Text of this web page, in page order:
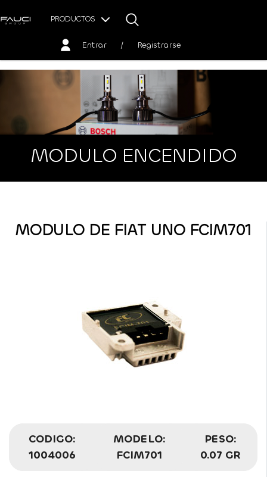
PRODUCTOS
Entrar / Registrarse
MODULO ENCENDIDO
MODULO DE FIAT UNO FCIM701
CODIGO:
1004006
MODELO:
FCIM701
PESO:
0.07 GR